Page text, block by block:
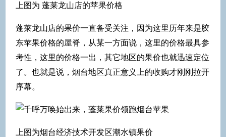
上图为 蓬莱龙山店的苹果价格
蓬莱龙山店的果价一直备受关注，因为这里历年来是胶
东苹果价格的屋脊，从某一方面说，这里的价格最具参
考性，这里的价格一出，其它地区的果价也就迅速定位
了。也就是说，烟台地区真正意义上的收购才刚刚拉开
序幕。
上图为烟台经济技术开发区潮水镇果价